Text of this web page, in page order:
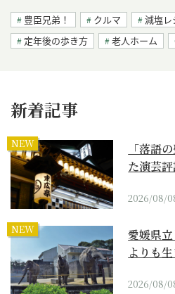
豊臣兄弟！ クルマ 減塩レ
定年後の歩き方
老人ホーム
新着記事
NEW
「落語
た演芸
2026/08/
NEW
愛媛県
よりも
2026/08/